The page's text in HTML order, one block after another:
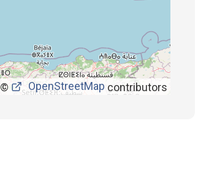
© OpenStreetMap contributors